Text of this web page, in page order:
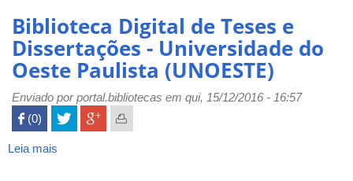
-
Universidade
Estadual
de
Campinas
(UNICAMP)
Biblioteca Digital de Teses e
Dissertações - Universidade do
Oeste Paulista (UNOESTE)
Enviado porportal.bibliotecas em qui, 15/12/2016 - 16:57
 (0)
Leia mais